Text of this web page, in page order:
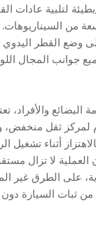
لتلبية عادات
من
وضع القطر
جوانب المجال
البضائع والأفراد،
لمركز ثقل منخفض،
أثناء تشغيل
لا تزال
على الطرق غير
من ثبات السيارة